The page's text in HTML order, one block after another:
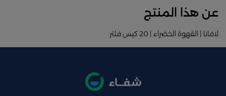
عن هذا المنتج
لافانا | القهوة الخضراء | 20 كيس فلتر